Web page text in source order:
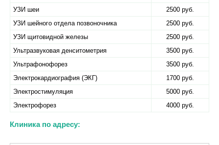
УЗИ шеи
2500 руб.
УЗИ шейного отдела позвоночника
2500 руб.
УЗИ щитовидной железы
2500 руб.
Ультразвуковая денситометрия
3500 руб.
Ультрафонофорез
3500 руб.
Электрокардиография (ЭКГ)
1700 руб.
Электростимуляция
5000 руб.
Электрофорез
4000 руб.
Клиника по адресу: